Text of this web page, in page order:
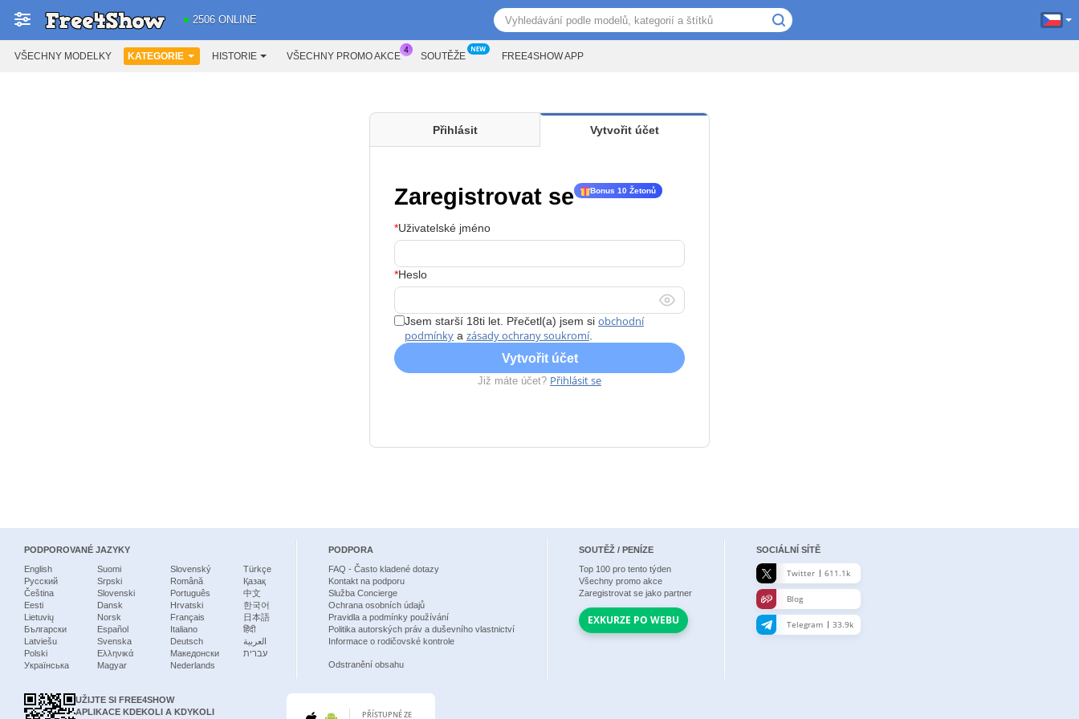
2506 ONLINE
VŠECHNY MODELKY KATEGORIE HISTORIE VŠECHNY PROMO AKCE SOUTĚŽE FREE4SHOW APP
Přihlásit Vytvořit účet
Zaregistrovat se Bonus 10 Žetonů
Uživatelské jméno
Heslo
Jsem starší 18ti let. Přečetl(a) jsem si obchodní
podmínky a zásady ochrany soukromí.
Vytvořit účet
Již máte účet? Přihlásit se
PODPOROVANÉ JAZYKY
English
Русский
Čeština
Eesti
Lietuvių
Български
Latviešu
Polski
Українська
Suomi
Srpski
Slovenski
Dansk
Norsk
Español
Svenska
Ελληνικά
Magyar
Slovenský
Română
Português
Hrvatski
Français
Italiano
Deutsch
Македонски
Nederlands
Türkçe
Қазақ
中文
한국어
日本語
हिंदी
العربية
עברית
PODPORA
FAQ - Často kladené dotazy
Kontakt na podporu
Služba Concierge
Ochrana osobních údajů
Pravidla a podmínky používání
Politika autorských práv a duševního vlastnictví
Informace o rodičovské kontrole
Odstranění obsahu
SOUTĚŽ / PENÍZE
Top 100 pro tento týden
Všechny promo akce
Zaregistrovat se jako partner
EXKURZE PO WEBU
SOCIÁLNÍ SÍTĚ
Twitter 611.1k
Blog
Telegram 33.9k
UŽIJTE SI FREE4SHOW
APLIKACE KDEKOLI A KDYKOLI
PŘÍSTUPNÉ ZE